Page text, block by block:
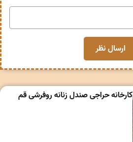
کارخانه حراجی صندل زنانه روفرشی قم